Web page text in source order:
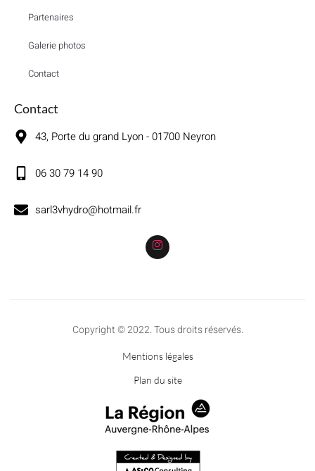
Partenaires
Galerie photos
Contact
Contact
43, Porte du grand Lyon - 01700 Neyron
06 30 79 14 90
sarl3vhydro@hotmail.fr
Copyright © 2022. Tous droits réservés.
Mentions légales
Plan du site